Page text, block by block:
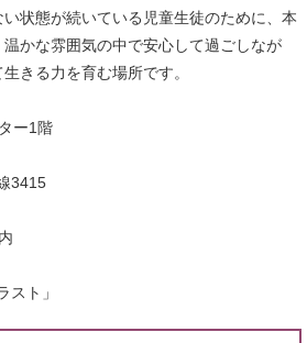
状態が続いている児童生徒のために、本
かな雰囲気の中で安心して過ごしなが
きる力を育む場所です。
ー1階
3415
スト」